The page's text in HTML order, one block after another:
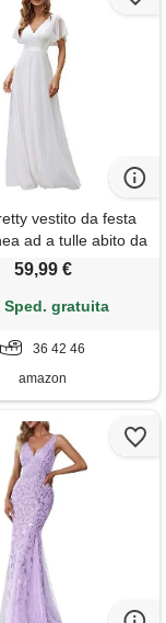
vestito da festa
ad a tulle abito da
v lungo cerimonia
59,99 €
Sped. gratuita
36 42 46
amazon